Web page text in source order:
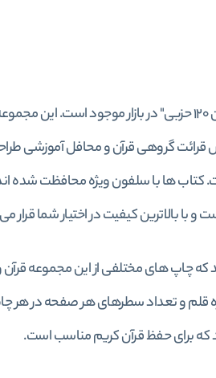
قرائت گروهی قرآن و محافل آموزشی
ها با سلفون ویژه محافظت شده
بالاترین کیفیت در اختیار شما قرار
چاپ های مختلفی از این مجموعه قرآن
قلم و تعداد سطرهای هر صفحه در هر
برای حفظ قرآن کریم مناسب است.